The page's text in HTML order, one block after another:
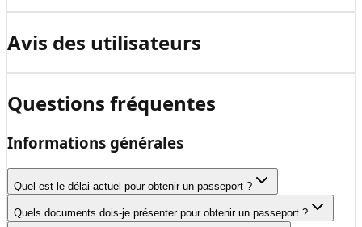
Avis des utilisateurs
Questions fréquentes
Informations générales
Quel est le délai actuel pour obtenir un passeport ?
Quels documents dois-je présenter pour obtenir un passeport ?